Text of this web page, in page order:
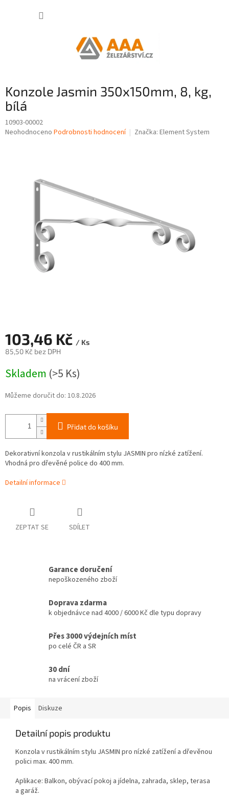
Konzole Jasmin 350x150mm, 8, kg,
bílá
10903-00002
Průměrné
Neohodnoceno Podrobnosti hodnocení Značka: Element System
103,46 Kč / Ks
85,50 Kč bez DPH
cena:
Skladem (>5 Ks)
Můžeme doručit do: 10.8.2026
Přidat do košíku
Dekorativní konzola v rustikálním stylu JASMIN pro nízké zatížení.
Vhodná pro dřevěné police do 400 mm.
Detailní informace
ZEPTAT SE SDÍLET
Garance doručení
nepoškozeného zboží
Doprava zdarma
k objednávce nad 4000 / 6000 Kč dle typu dopravy
Přes 3000 výdejních míst
po celé ČR a SR
30 dní
na vrácení zboží
Popis Diskuze
Detailní popis produktu
Konzola v rustikálním stylu JASMIN pro nízké zatížení a dřevěnou
polici max. 400 mm.
Aplikace: Balkon, obývací pokoj a jídelna, zahrada, sklep, terasa
a garáž.